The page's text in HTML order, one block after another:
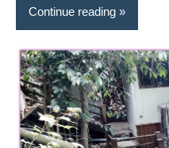
主
持、
吳
哥
窟
泰
Continue reading